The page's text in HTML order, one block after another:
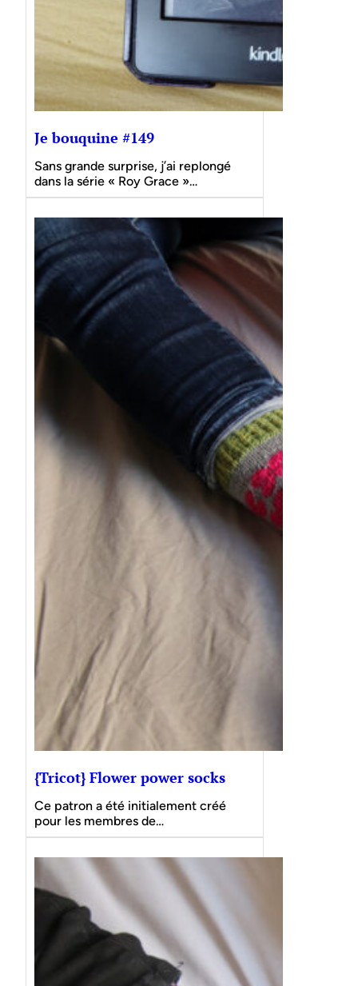
Je bouquine #149
Sans grande surprise, j’ai replongé
dans la série « Roy Grace »…
{Tricot} Flower power socks
Ce patron a été initialement créé
pour les membres de…